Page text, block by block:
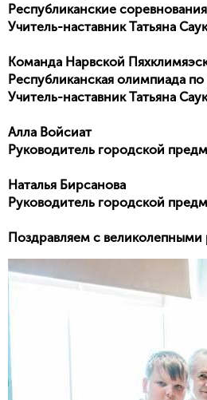
Республиканские
Учитель-наставник Татьяна
Команда Нарвской
Республиканская олимпиада
Учитель-наставник Татьяна
Алла Войсиат
Руководитель городской
Наталья Бирсанова
Руководитель городской
Поздравляем с